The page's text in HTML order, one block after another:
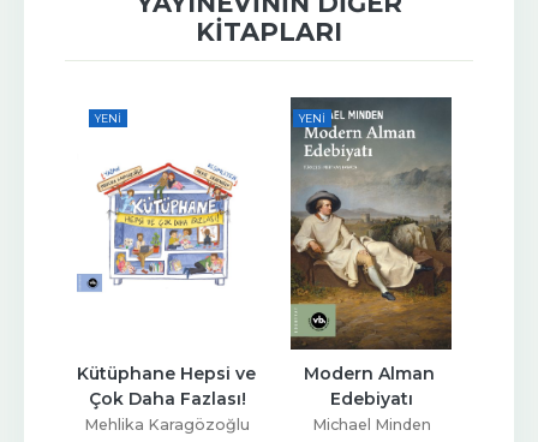
KITAPLARI
YENI
Kütüphane Hepsi ve
Çok Daha Fazlası!
Mehlika Karagözoğlu
YENI
Modern Alman
Edebiyatı
Michael Minden